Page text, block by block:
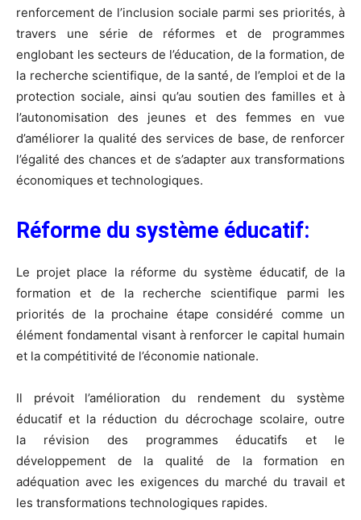
renforcement de l’inclusion sociale parmi ses priorités, à
travers une série de réformes et de programmes
englobant les secteurs de l’éducation, de la formation, de
la recherche scientifique, de la santé, de l’emploi et de la
protection sociale, ainsi qu’au soutien des familles et à
l’autonomisation des jeunes et des femmes en vue
d’améliorer la qualité des services de base, de renforcer
l’égalité des chances et de s’adapter aux transformations
économiques et technologiques.
Réforme du système éducatif:
Le projet place la réforme du système éducatif, de la
formation et de la recherche scientifique parmi les
priorités de la prochaine étape considéré comme un
élément fondamental visant à renforcer le capital humain
et la compétitivité de l’économie nationale.
Il prévoit l’amélioration du rendement du système
éducatif et la réduction du décrochage scolaire, outre
la révision des programmes éducatifs et le
développement de la qualité de la formation en
adéquation avec les exigences du marché du travail et
les transformations technologiques rapides.